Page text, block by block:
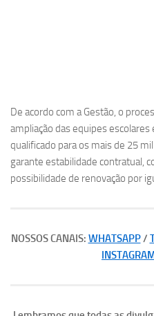
De acordo com a Gestão, o
ampliação das equipes
qualificado para os mais de 25
garante estabilidade contratual,
possibilidade de renovação por
NOSSOS CANAIS: WHATSAPP/